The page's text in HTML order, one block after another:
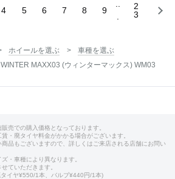
4 5 6 7 8 9
2
3
ホイールを選ぶ
車種を選ぶ
MAXX03 (ウィンターマックス) WM03
売での購入価格となっております。
・廃タイヤ料金がかかる場合がございます。
品もございますので、詳しくはご来店される店舗にお問い
・車種により異なります。
ていただきます。
イヤ¥550/1本、バルブ¥440円/1本)